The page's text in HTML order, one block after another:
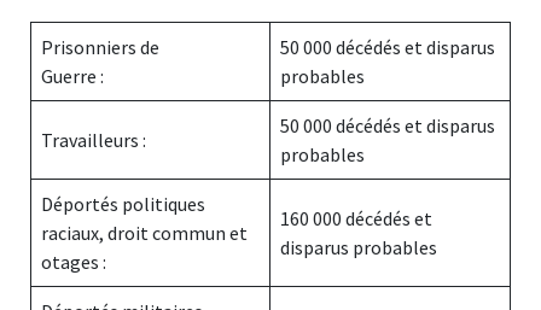
Prisonniers de
Guerre :
50 000 décédés et disparus
probables
Travailleurs :
50 000 décédés et disparus
probables
Déportés politiques
raciaux, droit commun et
otages :
160 000 décédés et
disparus probables